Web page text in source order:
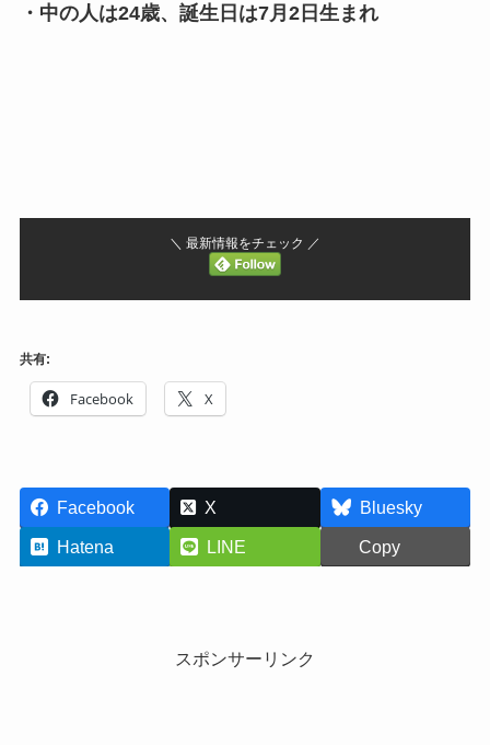
・中の人は24歳、誕生日は7月2日生まれ
＼ 最新情報をチェック ／
共有:
Facebook X
Facebook X
Bluesky
Hatena
LINE Copy
スポンサーリンク